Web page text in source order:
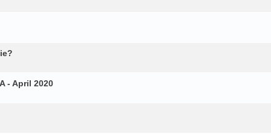
- April 2020